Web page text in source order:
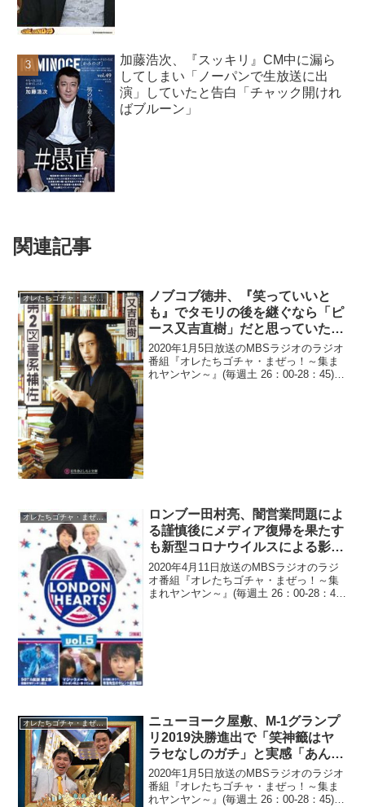
加藤浩次、『スッキリ』CM中に漏ら
してしまい「ノーパンで生放送に出
演」していたと告白「チャック開けれ
ばブルーン」
関連記事
オレたちゴチャ・まぜっ！
ノブコブ徳井、『笑っていいと
も』でタモリの後を継ぐなら「ピ
ース又吉直樹」だと思っていたと
語る「一番、毒にならなくて」
2020年1月5日放送のMBSラジオのラジオ
番組『オレたちゴチャ・まぜっ！～集ま
れヤンヤン～』(毎週土 26：00-28：45)に
オレたちゴチャ・まぜっ！
ロンブー田村亮、闇営業問題によ
る謹慎後にメディア復帰を果たす
も新型コロナウイルスによる影響
で仕事がなく「明けた感じはちょ
っとしてない」と告白
2020年4月11日放送のMBSラジオのラジ
オ番組『オレたちゴチャ・まぜっ！～集
まれヤンヤン～』(毎週土 26：00-28：45)
オレたちゴチャ・まぜっ！
ニューヨーク屋敷、M-1グランプ
リ2019決勝進出で「笑神籤はヤ
ラセなしのガチ」と実感「あんな
順番を見たら、もうガチ中のガ
チ」
2020年1月5日放送のMBSラジオのラジオ
番組『オレたちゴチャ・まぜっ！～集ま
れヤンヤン～』(毎週土 26：00-28：45)に